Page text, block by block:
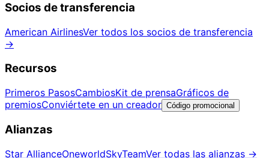
Socios de transferencia
American AirlinesVer todos los socios de transferencia
→
Recursos
Primeros PasosCambiosKit de prensaGráficos de
premiosConviértete en un creador Código promocional
Alianzas
Star AllianceOneworldSkyTeamVer todas las alianzas →